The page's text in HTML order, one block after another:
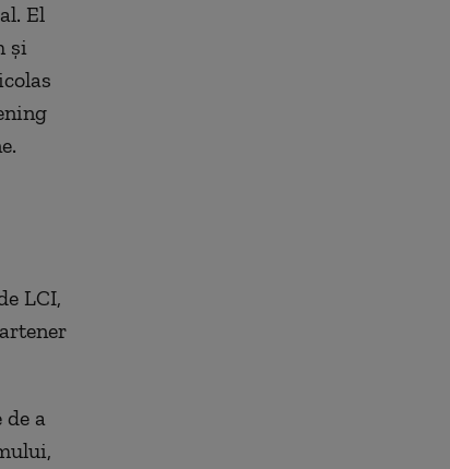
El
şi
LCI,
a